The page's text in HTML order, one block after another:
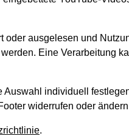
Shake Out
oder ausgelesen und
Eine Verarbeitung
individuell
widerrufen oder
.